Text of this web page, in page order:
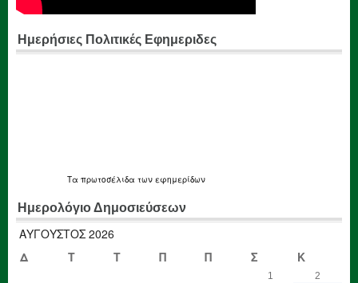
Ημερήσιες Πολιτικές Εφημεριδες
Τα πρωτοσέλιδα των εφημερίδων
Ημερολόγιο Δημοσιεύσεων
ΑΎΓΟΥΣΤΟΣ 2026
Δ
Τ Τ Π Π Σ Κ
1
2